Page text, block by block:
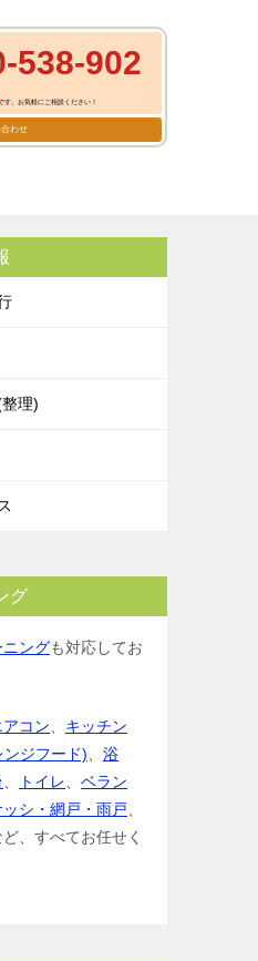
538-902
す。お気軽にご相談ください！
わせ
理)
グ
ングも対応してお
アコン
キッチン
ジフード)
浴
トイレ
ベラン
シ・網戸・雨戸
ど、すべてお任せく